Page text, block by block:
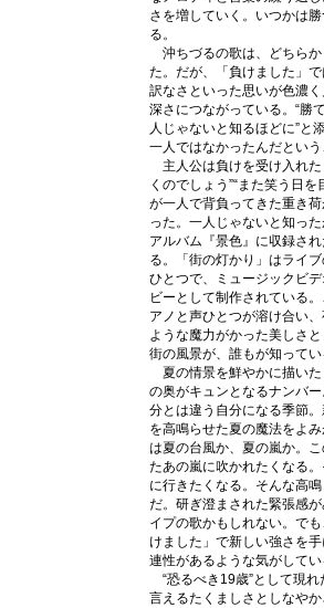
さを増していく。いつかは
る。
沖ちづるの歌は、どちら
た。だが、「負けました」
訳なさといった思いが色濃
深さにつながっている。“勝
人じゃないと知るほどに”と
一人ではなかったんだとい
主人公は負けを受け入れた
くのでしょう”“また笑う日
が一人で背負ってきた重き
った。一人じゃないと知っ
アルバム『景色』に収録さ
る。「街の灯かり」はライ
ひとつで、ミュージックビ
ビーとして制作されている
アノと声ひとつが溶け合い
ような魔力がかった美しさ
街の風景が、誰もが知って
夏の情景を鮮やかに描いた
の奥がキュンとなるナンバ
分とは違う自分になる季節
を高鳴らせた夏の魔法をよ
は夏の台風か、夏の嵐か。
たあの嵐に吹かれたくなる
に行きたくなる。そんな高
だ。研ぎ澄まされた緊張感
イプの歌かもしれない。で
けました」で新しい強さを
連性があるような気がして
“恐るべき19歳”として現
言えるたくましさとしなや